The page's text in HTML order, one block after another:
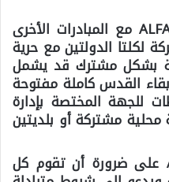
فيما يتعلق بالقدس يشترك ALFA مع المبادرات الأخرى
لكلتا الدولتين مع حرية
بشكل مشترك قد يشمل
القدس كاملة مفتوحة
للجهة المختصة بإدارة
مشتركة أو بلديتين
على صعيد الأمن يؤكد ALFA على ضرورة أن تقوم كل